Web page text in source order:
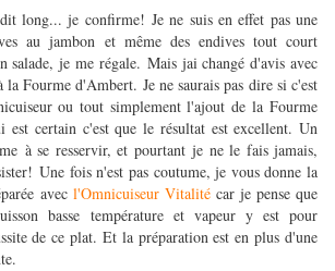
long... je confirme! Je ne suis en effet pas une
au jambon et même des endives tout court
salade, je me régale. Mais jai changé d'avis avec
la Fourme d'Ambert. Je ne saurais pas dire si c'est
ou tout simplement l'ajout de la Fourme
est certain c'est que le résultat est excellent. Un
à se resservir, et pourtant je ne le fais jamais,
Une fois n'est pas coutume, je vous donne la
avec l'Omnicuiseur Vitalité car je pense que
basse température et vapeur y est pour
de ce plat. Et la préparation est en plus d'une